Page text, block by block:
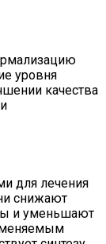
уровня
качества
для лечения
снижают
и уменьшают